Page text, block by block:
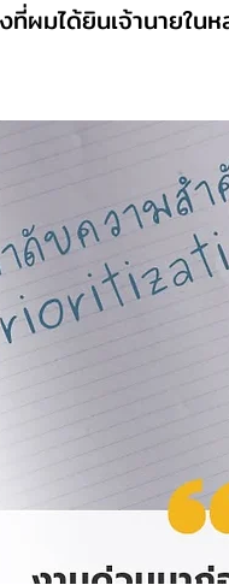
ที่ผมได้ยินเจ้านายใ